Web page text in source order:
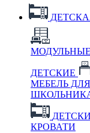
МОДУЛЬНЫЕ
ДЕТСКИЕ
МЕБЕЛЬ ДЛЯ
КРОВАТИ